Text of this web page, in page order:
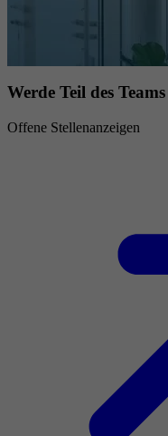
Werde Teil des Teams
Offene Stellenanzeigen